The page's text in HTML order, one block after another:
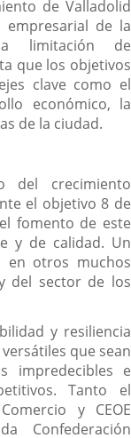
de Valladolid
de la
limitación de
que los objetivos
clave como el
económico, la
de la ciudad.
del crecimiento
el objetivo 8 de
fomento de este
y de calidad. Un
en otros muchos
del sector de los
y resiliencia
que sean
impredecibles e
Tanto el
y CEOE
Confederación